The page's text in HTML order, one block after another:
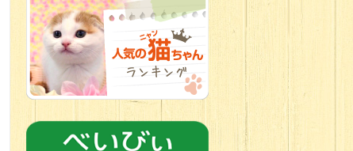
なわんちゃんず
2026.06.21
転入生のご紹
介(*ﾉωﾉ)